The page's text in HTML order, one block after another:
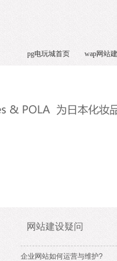
pg电玩城首页 wap网站
网站建设疑问
企业网站如何运营与维护?